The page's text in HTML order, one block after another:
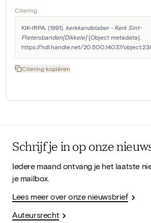
Citering
KIK-IRPA. (1991). kerkkandelaber - Kerk Sint-
Pietersbanden[Dikkele] [Object metadata].
https://hdl.handle.net/20.500.14037/
Citering kopiëren
Schrijf je in op onze
Iedere maand ontvang je het laatste
je mailbox.
Lees meer over onze nieuwsbrief
Auteursrecht